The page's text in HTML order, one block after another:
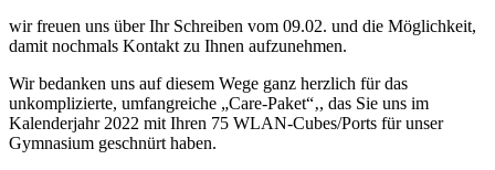
wir freuen uns über Ihr Schreiben vom 09.02. und die Möglichkeit,
damit nochmals Kontakt zu Ihnen aufzunehmen.
Wir bedanken uns auf diesem Wege ganz herzlich für das
unkomplizierte, umfangreiche „Care-Paket“‚, das Sie uns im
Kalenderjahr 2022 mit Ihren 75 WLAN-Cubes/Ports für unser
Gymnasium geschnürt haben.